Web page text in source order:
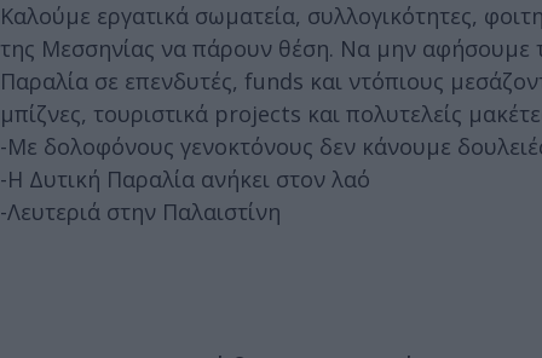
Καλούμε εργατικά σωματεία, συλλογικότητες,
της Μεσσηνίας να πάρουν θέση. Να μην αφήσουμε
Παραλία σε επενδυτές, funds και ντόπιους
μπίζνες, τουριστικά projects και πολυτελείς
-Με δολοφόνους γενοκτόνους δεν κάνουμε
-Η Δυτική Παραλία ανήκει στον λαό
-Λευτεριά στην Παλαιστίνη